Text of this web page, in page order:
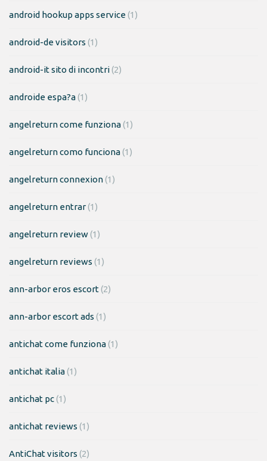
android hookup apps service(1)
android-de visitors (1)
android-it sito di incontri(2)
androide espa?a(1)
angelreturn come funziona(1)
angelreturn como funciona(1)
angelreturn connexion(1)
angelreturn entrar(1)
angelreturn review(1)
angelreturn reviews (1)
ann-arbor eros escort(2)
ann-arbor escort ads (1)
antichat come funziona(1)
antichat italia(1)
antichat pc(1)
antichat reviews (1)
AntiChat visitors (2)